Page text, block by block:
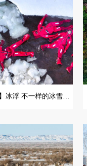
【冰雪暖民生】冰浮 不一样的冰雪体验